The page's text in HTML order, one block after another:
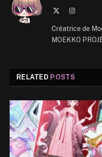
Instagram
Créatrice de
MOEKKO
RELATED POSTS